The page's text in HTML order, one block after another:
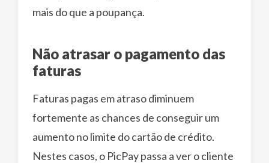
mais do que a poupança.
Não atrasar o pagamento das
faturas
Faturas pagas em atraso diminuem
fortemente as chances de conseguir um
aumento no limite do cartão de crédito.
Nestes casos, o PicPay passa a ver o cliente